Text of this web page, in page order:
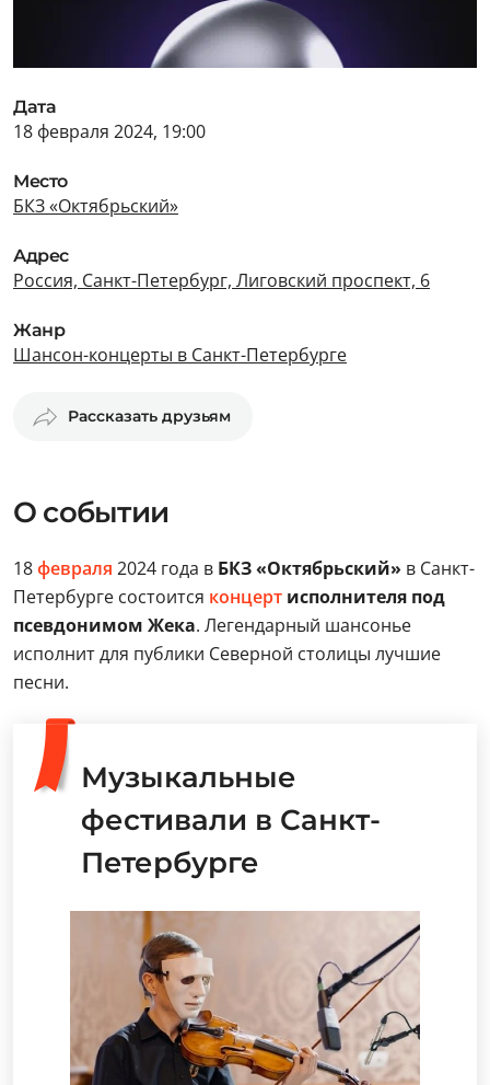
Дата
18 февраля 2024, 19:00
Место
БКЗ «Октябрьский»
Адрес
Россия, Санкт-Петербург, Лиговский проспект, 6
Жанр
Шансон-концерты в Санкт-Петербурге
Рассказать друзьям
О событии
18февраля 2024 года в БКЗ «Октябрьский» в Санкт-
Петербурге состоится концерт исполнителя под
псевдонимом Жека. Легендарный шансонье
исполнит для публики Северной столицы лучшие
песни.
Музыкальные
фестивали в Санкт-
Петербурге